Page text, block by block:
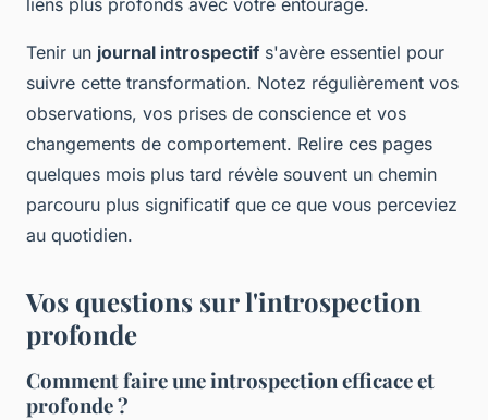
Tenir un journal introspectif s'avère essentiel pour
suivre cette transformation. Notez régulièrement vos
observations, vos prises de conscience et vos
changements de comportement. Relire ces pages
quelques mois plus tard révèle souvent un chemin
parcouru plus significatif que ce que vous perceviez
au quotidien.
Vos questions sur l'introspection
profonde
Comment faire une introspection efficace et
profonde ?